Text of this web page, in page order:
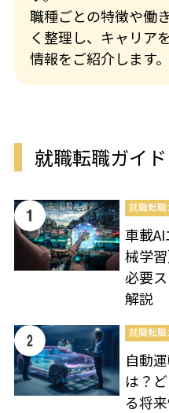
職種ごとの特徴や働
く整理し、キャリア
情報をご紹介します。
就職転職ガイド
就職転職
車載
械学
必要
解説
就職転職
自動
は？
る将